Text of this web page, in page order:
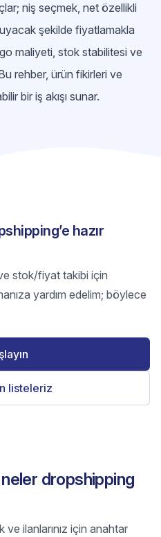
niş seçmek, net özellikli
şekilde fiyatlamakla
maliyeti, stok stabilitesi ve
rehber, ürün fikirleri ve
bir iş akışı sunar.
hazır
stok/fiyat takibi için
yardım edelim; böylece
listeleriz
dropshipping
ve ilanlarınız için anahtar